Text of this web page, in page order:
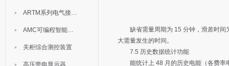
ARTM系列电气接点测温装置
AMC可编程智能电测表
关柜综合测控装置
高压带电显示器
缺省需量周期为 15 分钟，滑差时间
大需量发生的时间。
7.5 历史数据统计功能
能统计上 48 月的历史电能（各费率